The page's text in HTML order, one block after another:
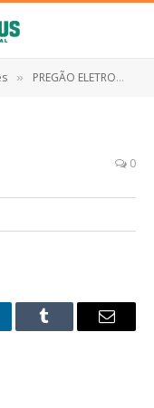
» PREGÃO ELETRONICO Nº 023/2021 (CONTRATAÇÃO DE EMPRESA ESPECIALIZADA PARA O FORNECIMENTO DE MATERIAIS DE LIMPEZA E HIGIENE PESSOAL, DE INTERESSE DA SECRETARIA MUNICIPAL DE EDUCAÇÃO, DO MUNICÍPIO DE ANAPURUS/MA)
0
Tumblr
E-